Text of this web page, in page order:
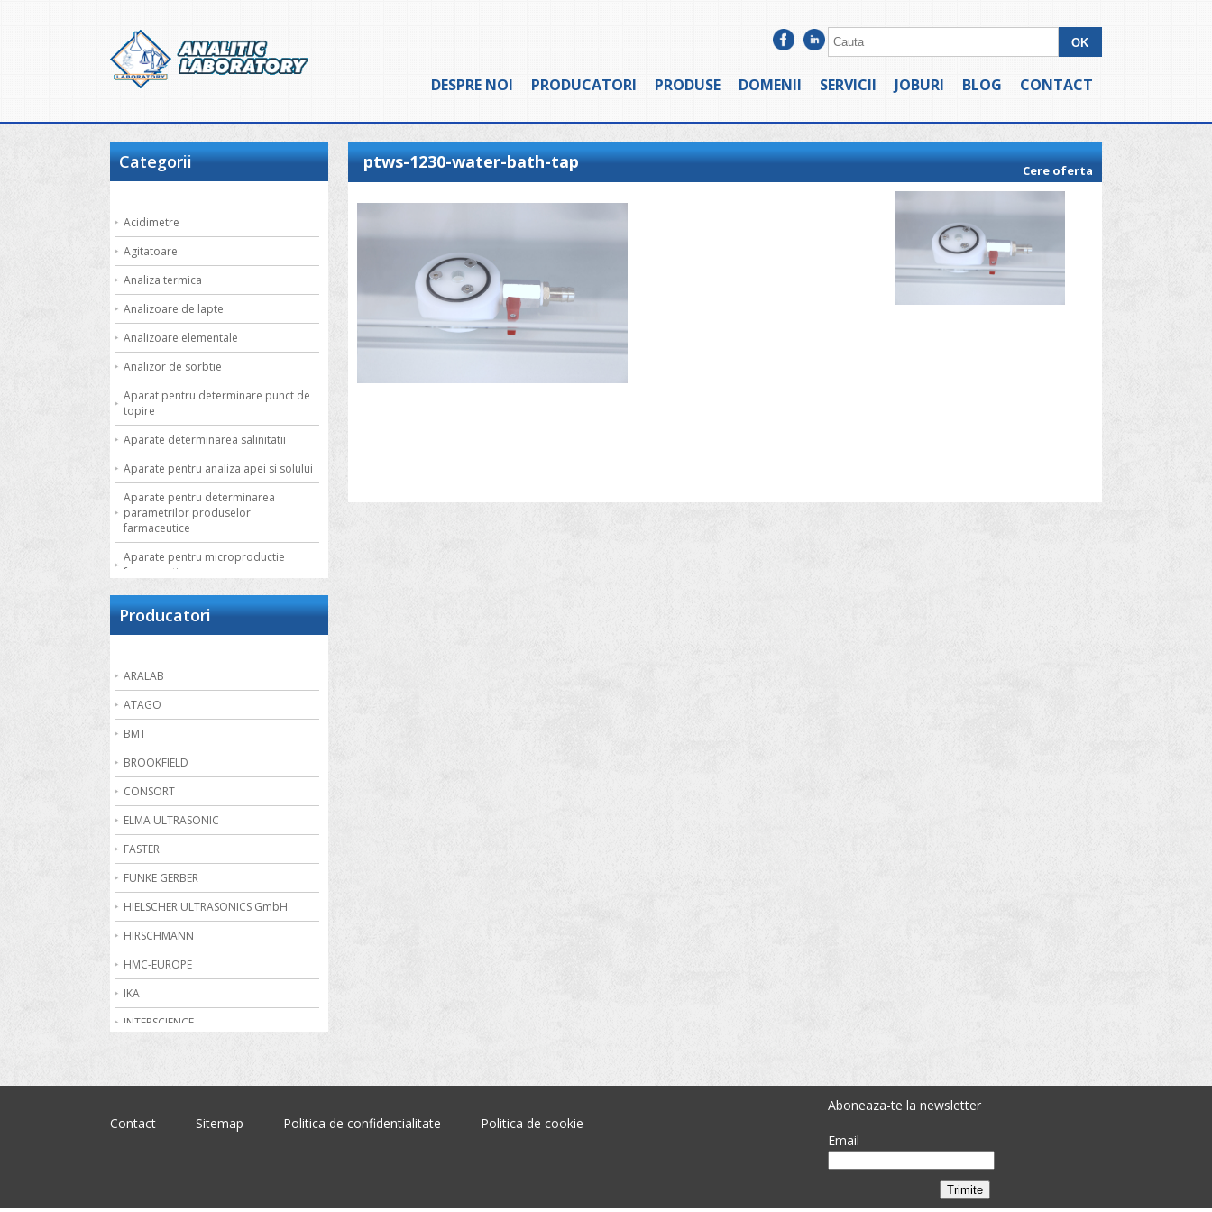
DESPRE NOI PRODUCATORI PRODUSE DOMENII SERVICII JOBURI BLOG CONTACT
Categorii
Acidimetre
Agitatoare
Analiza termica
Analizoare de lapte
Analizoare elementale
Analizor de sorbtie
Aparat pentru determinare punct de
topire
Aparate determinarea salinitatii
Aparate pentru analiza apei si solului
Aparate pentru determinarea
parametrilor produselor
farmaceutice
Aparate pentru microproductie
farmaceutica
Bai termostatate cu circulatie externa
Bai termostatate pentru aplicatii
speciale
Bai ultrasonice
Balante
Becuri de gaz
Bioreactoare
Biurete digitale
Calorimetrie
Camere climatice
Cantare electronice industriale
Centrifuge de laborator
Conductometre
Producatori
ARALAB
ATAGO
BMT
BROOKFIELD
CONSORT
ELMA ULTRASONIC
FASTER
FUNKE GERBER
HIELSCHER ULTRASONICS GmbH
HIRSCHMANN
HMC-EUROPE
IKA
INTERSCIENCE
ptws-1230-water-bath-tap Cere oferta
Contact Sitemap Politica de confidentialitate Politica de cookie
Aboneaza-te la newsletter
Email